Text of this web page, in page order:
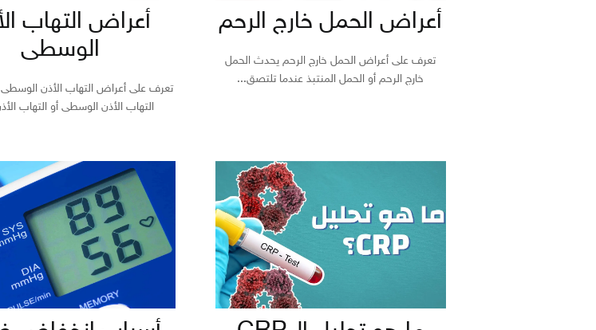
أعراض الحمل خارج الرحم
تعرف على أعراض الحمل خارج الرحم يحدث الحمل
خارج الرحم أو الحمل المنتبذ عندما تلتصق...
أعراض التهاب
الوسطى
تعرف على أعراض التهاب الأذن
التهاب الأذن الوسطى أو التهاب